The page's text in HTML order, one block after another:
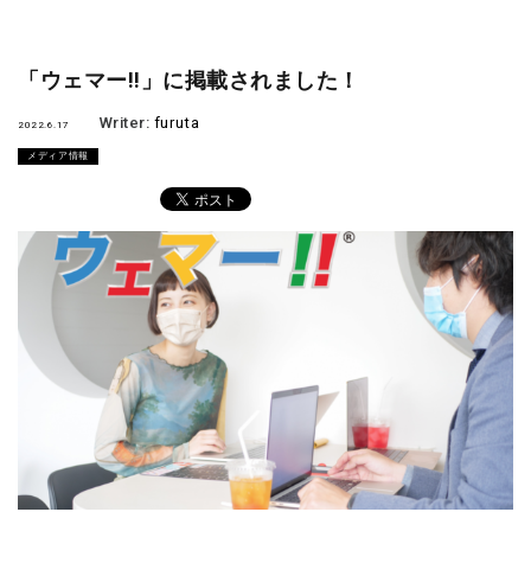
「ウェマー!!」に掲載されました！
2022.6.17 Writer: furuta
メディア情報